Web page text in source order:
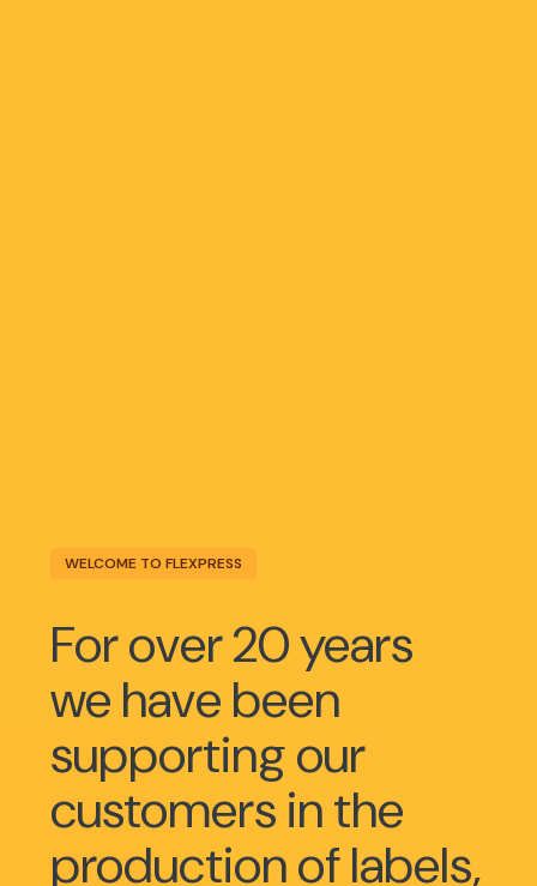
WELCOME TO FLEXPRESS
For over 20 years
we have been
supporting our
customers in the
production of labels,